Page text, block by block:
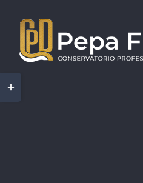
contenido
Toggle
Sliding